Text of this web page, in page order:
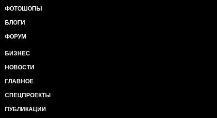
ФОТОШОПЫ
БЛОГИ
ФОРУМ
БИЗНЕС
НОВОСТИ
ГЛАВНОЕ
СПЕЦПРОЕКТЫ
ПУБЛИКАЦИИ